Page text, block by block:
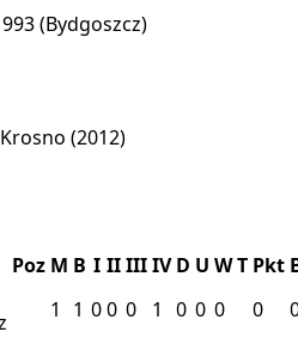
(Bydgoszcz)
Krosno (2012)
Poz M B I IIIIIIV D U WT Pkt
1 1 00 0 1 0 0 0 0